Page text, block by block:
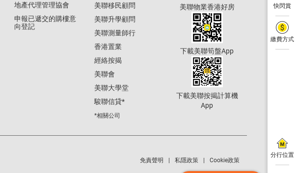
快閃賞
繳費方式
分行位置
地產代理管理協會
申報已遞交的購樓意
向登記
美聯移民顧問
美聯升學顧問
美聯測量師行
香港置業
經絡按揭
美聯會
美聯大學堂
駿聯信貸*
*相關公司
美聯物業香港好房
下載美聯筍盤App
下載美聯按揭計算機
App
免責聲明 私隱政策 Cookie政策